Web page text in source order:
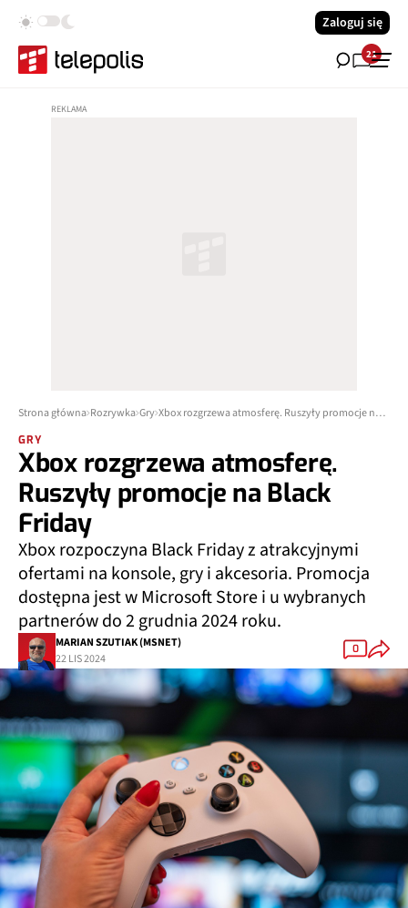
Zaloguj się
21
Strona główna Rozrywka Gry Xbox rozgrzewa atmosferę. Ruszyły promocje na Black Friday
GRY
Xbox rozgrzewa atmosferę.
Ruszyły promocje na Black
Friday
Xbox rozpoczyna Black Friday z atrakcyjnymi
ofertami na konsole, gry i akcesoria. Promocja
dostępna jest w Microsoft Store i u wybranych
partnerów do 2 grudnia 2024 roku.
MARIAN SZUTIAK (MSNET)
22 LIS 2024
0